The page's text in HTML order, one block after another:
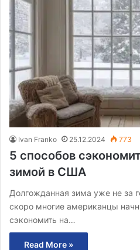
Ivan Franko 25.12.2024 773
5 способов
зимой в США
Долгожданная зима уже не за
скоро многие американцы
сэкономить на…
Read More »